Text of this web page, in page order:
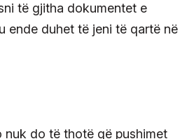
të gjitha dokumentet e
ende duhet të jeni të qartë në
nuk do të thotë që pushimet